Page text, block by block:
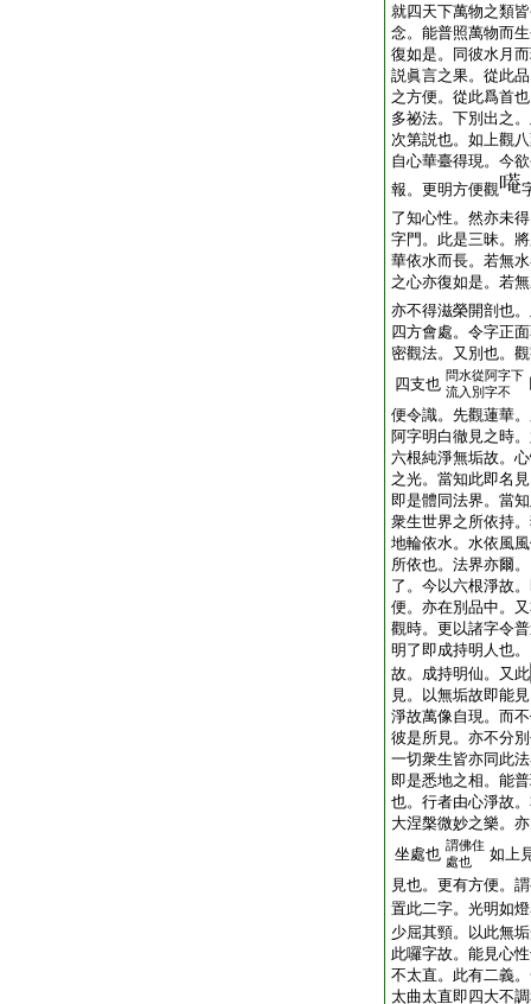
就四天下萬物之類
念。能普照萬物而
復如是。同彼水月
説眞言之果。從此
之方便。從此爲首
多祕法。下別出之
次第説也。如上觀
自心華臺得現。今
報。更明方便觀
了知心性。然亦未
字門。此是三昧。
華依水而長。若無
之心亦復如是。若
亦不得滋榮開剖也
四方會處。令字正
密觀法。又別也。
四支也 問水從阿字下
流入別字不
便令識。先觀蓮華
阿字明白徹見之時
六根純淨無垢故。
之光。當知此即名
即是體同法界。當
衆生世界之所依持
地輪依水。水依風
所依也。法界亦爾
了。今以六根淨故
便。亦在別品中。
觀時。更以諸字令
明了即成持明人也
故。成持明仙。又此
見。以無垢故即能
淨故萬像自現。而
彼是所見。亦不分
一切衆生皆亦同此
即是悉地之相。能
也。行者由心淨故
大涅槃微妙之樂。
坐處也 謂佛住
處也
如上
見也。更有方便。
置此二字。光明如
少屈其頸。以此無
此囉字故。能見心
不太直。此有二義
太曲太直即四大不